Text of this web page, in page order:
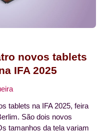
novos tablets
IFA 2025
tablets na IFA 2025, feira
São dois novos
tamanhos da tela variam